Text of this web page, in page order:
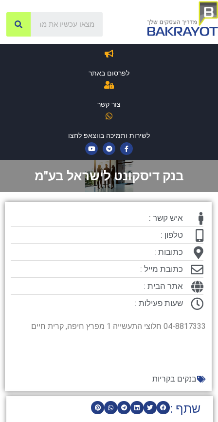
לפרסום באתר
צור קשר
לשירות ותמיכה בווצאפ לחצו
בנק דיסקונט לישראל בע"מ
שתף :
איש קשר :
טלפון :
כתובות :
כתובת מייל :
אתר הבית :
שעות פעילות :
04-8817333 חלוצי התעשייה 1 מפרץ חיפה, קרית חיים
בנקים בקריות